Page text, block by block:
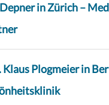
in Zürich –
Klaus Plogmeier in